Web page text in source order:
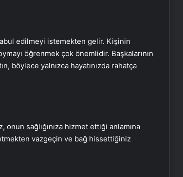
edilmeyi istemekten gelir. Kişinin
öğrenmek çok önemlidir. Başkalarının
böylece yalnızca hayatınızda rahatça
sağlığınıza hizmet ettiği anlamına
vazgeçin ve bağ hissettiğiniz